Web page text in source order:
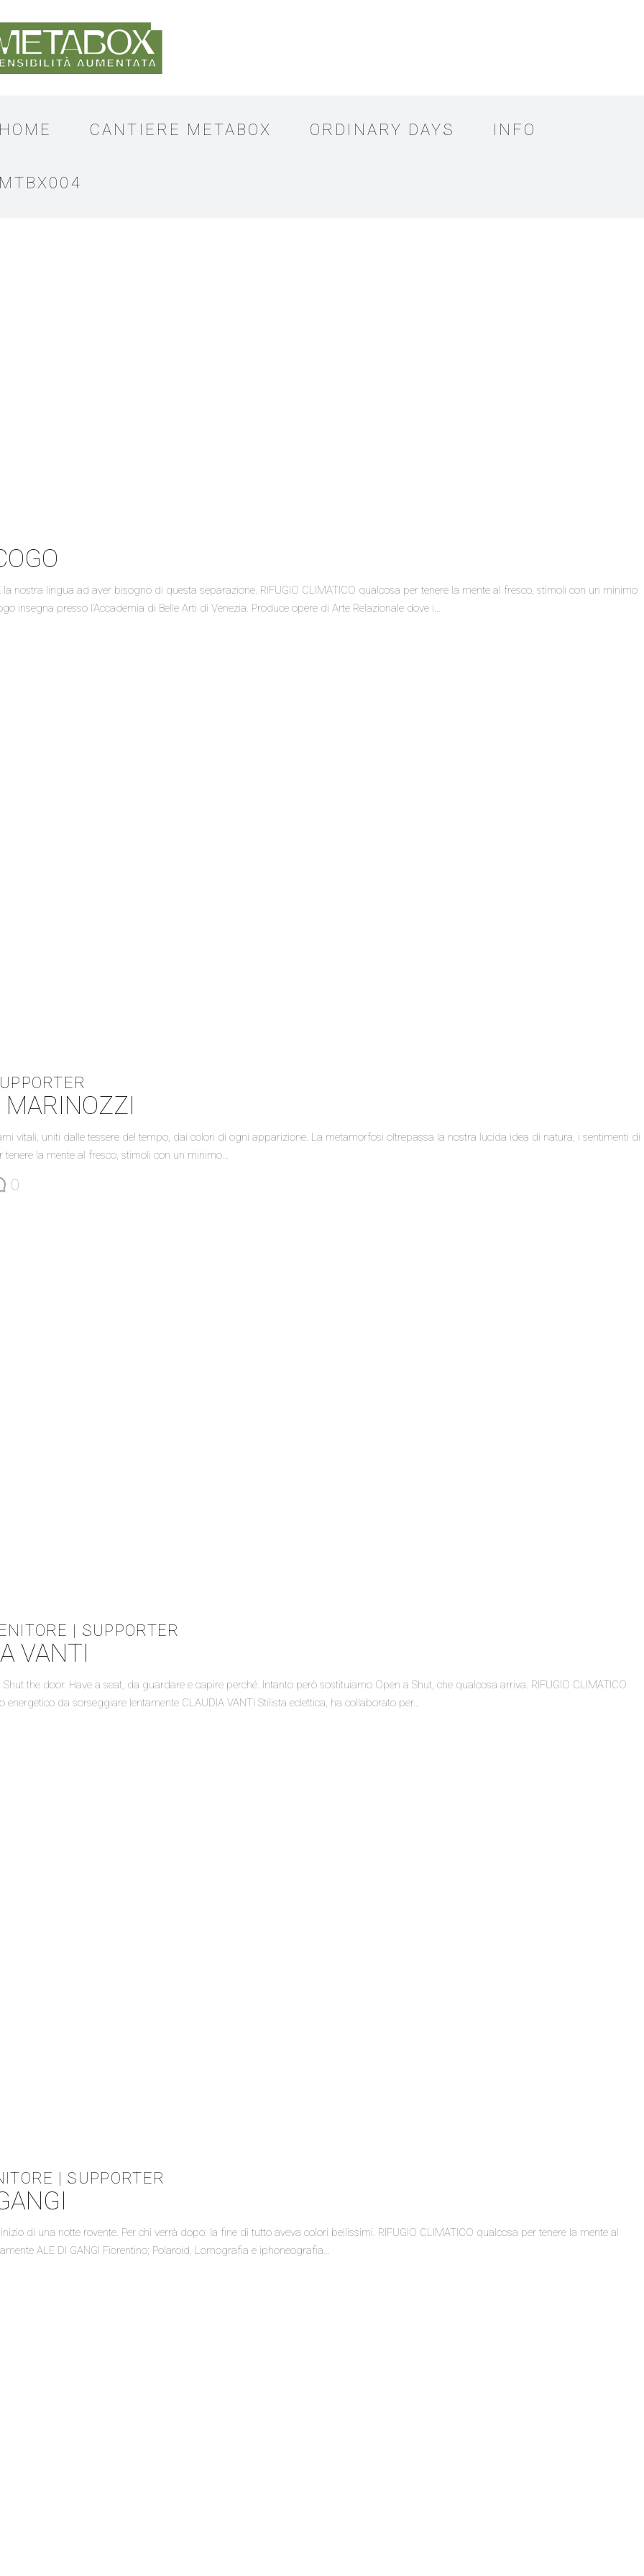
HOME CANTIERE METABOX ORDINARY DAYS INFO
MTBX004
nostra lingua ad aver bisogno di questa separazione. RIFUGIO CLIMATICO qualcosa per tenere la mente al fresco, stimoli con un minimo
insegna presso l’Accademia di Belle Arti di Venezia. Produce opere di Arte Relazionale dove i…
MARINOZZI
vitali, uniti dalle tessere del tempo, dai colori di ogni apparizione. La metamorfosi oltrepassa la nostra lucida idea di natura, i sentimenti di
tenere la mente al fresco, stimoli con un minimo…
0
| SUPPORTER
VANTI
the door. Have a seat, da guardare e capire perché. Intanto però sostituiamo Open a Shut, che qualcosa arriva. RIFUGIO CLIMATICO
da sorseggiare lentamente CLAUDIA VANTI Stilista eclettica, ha collaborato per…
| SUPPORTER
di una notte rovente. Per chi verrà dopo: la fine di tutto aveva colori bellissimi. RIFUGIO CLIMATICO qualcosa per tenere la mente al
ALE DI GANGI Fiorentino; Polaroid, Lomografia e iphoneografia…